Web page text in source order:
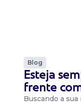
Blog
Esteja
frente
Buscando a